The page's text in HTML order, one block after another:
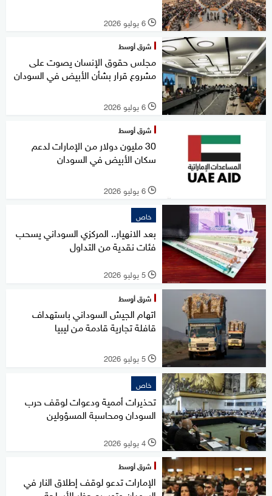
l 6 يوليو 2026
شرق أوسط
مجلس حقوق الإنسان يصوت على
مشروع قرار بشأن الأبيض في السودان
l 6 يوليو 2026
شرق أوسط
30 مليون دولار من الإمارات لدعم
سكان الأبيض في السودان
l 6 يوليو 2026
خاص
بعد الانهيار.. المركزي السوداني يسحب
فئات نقدية من التداول
l 5 يوليو 2026
شرق أوسط
اتهام الجيش السوداني باستهداف
قافلة تجارية قادمة من ليبيا
l 5 يوليو 2026
خاص
تحذيرات أممية ودعوات لوقف حرب
السودان ومحاسبة المسؤولين
l 4 يوليو 2026
شرق أوسط
الإمارات تدعو لوقف إطلاق النار في